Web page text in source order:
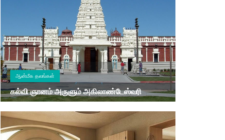
ஆன்மீக தலங்கள்
கல்வி ஞானம் அருளும் அகிலாண்டேஸ்வரி